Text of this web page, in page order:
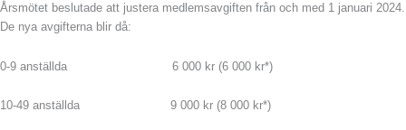
Årsmötet beslutade att justera medlemsavgiften från och med 1 januari 2024.
De nya avgifterna blir då:
0-9 anställda 6 000 kr (6 000 kr*)
10-49 anställda 9 000 kr (8 000 kr*)